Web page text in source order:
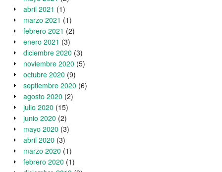
abril 2021 (1)
marzo 2021 (1)
febrero 2021 (2)
enero 2021 (3)
diciembre 2020 (3)
noviembre 2020 (5)
octubre 2020 (9)
septiembre 2020 (6)
agosto 2020 (2)
julio 2020 (15)
junio 2020 (2)
mayo 2020 (3)
abril 2020 (3)
marzo 2020 (1)
febrero 2020 (1)